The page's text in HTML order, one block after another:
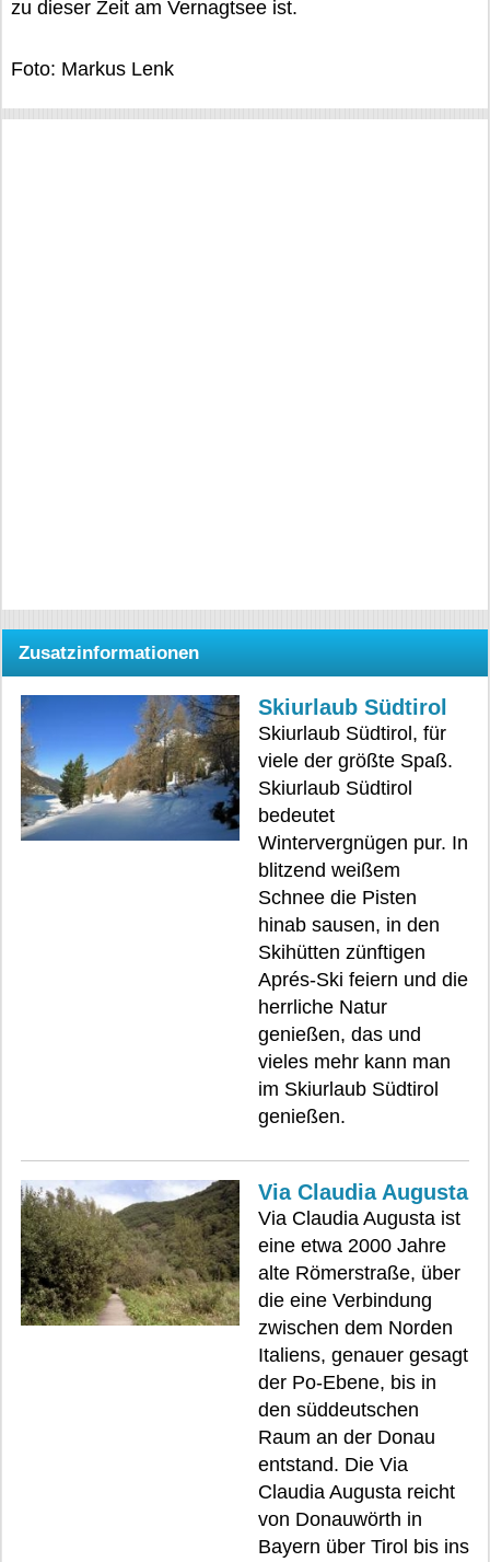
zu dieser Zeit am Vernagtsee ist.
Foto: Markus Lenk
Zusatzinformationen
Skiurlaub Südtirol
Skiurlaub Südtirol, für
viele der größte Spaß.
Skiurlaub Südtirol
bedeutet
Wintervergnügen pur. In
blitzend weißem
Schnee die Pisten
hinab sausen, in den
Skihütten zünftigen
Aprés-Ski feiern und die
herrliche Natur
genießen, das und
vieles mehr kann man
im Skiurlaub Südtirol
genießen.
Via Claudia Augusta
Via Claudia Augusta ist
eine etwa 2000 Jahre
alte Römerstraße, über
die eine Verbindung
zwischen dem Norden
Italiens, genauer gesagt
der Po-Ebene, bis in
den süddeutschen
Raum an der Donau
entstand. Die Via
Claudia Augusta reicht
von Donauwörth in
Bayern über Tirol bis ins